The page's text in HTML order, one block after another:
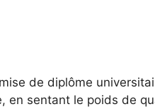
de diplôme
en sentant le poids de